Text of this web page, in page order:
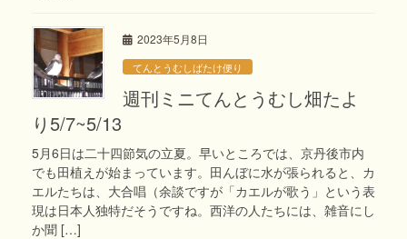
2023年5月8日
てんとうむしばたけ便り
週刊ミニてんとうむし畑たよ
り5/7~5/13
5月6日は二十四節気の立夏。早いところでは、京丹後市内
でも田植えが始まっています。田んぼに水が張られると、カ
エルたちは、大合唱（余談ですが「カエルが歌う」という表
現は日本人独特だそうですね。西洋の人たちには、雑音にし
か聞 […]